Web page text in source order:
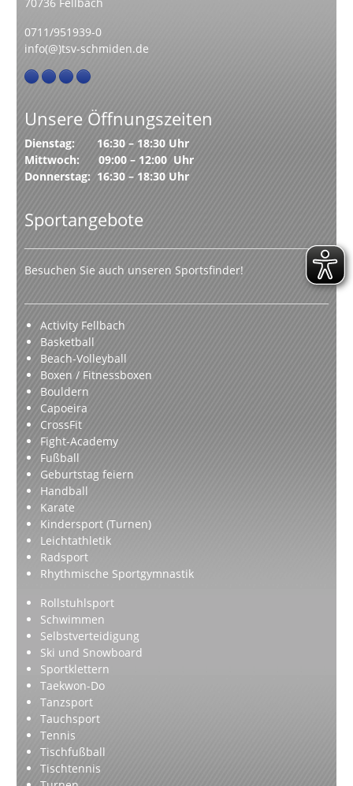
0711/951939-0
info(@)tsv-schmiden.de
Unsere Öffnungszeiten
Dienstag: 16:30 – 18:30 Uhr
Mittwoch: 09:00 – 12:00 Uhr
Donnerstag: 16:30 – 18:30 Uhr
Sportangebote
Besuchen Sie auch unseren Sportsfinder!
Activity Fellbach
Basketball
Beach-Volleyball
Boxen / Fitnessboxen
Bouldern
Capoeira
CrossFit
Fight-Academy
Fußball
Geburtstag feiern
Handball
Karate
Kindersport (Turnen)
Leichtathletik
Radsport
Rhythmische Sportgymnastik
Rollstuhlsport
Schwimmen
Selbstverteidigung
Ski und Snowboard
Sportklettern
Taekwon-Do
Tanzsport
Tauchsport
Tennis
Tischfußball
Tischtennis